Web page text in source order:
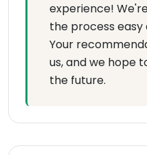
experience!
the process
Your
us, and we hope
the future.